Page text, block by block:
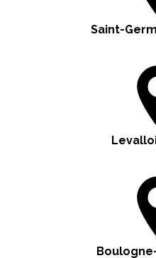
Saint-